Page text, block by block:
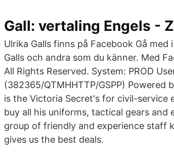
Gall: vertaling Engels -
Ulrika Galls finns på Facebook Gå
Galls och andra som du känner. Med
All Rights Reserved. System: PROD
(382365/QTMHHTTP/GSPP) Powered
is the Victoria Secret's for civil-service
buy all his uniforms, tactical gears and
group of friendly and experience staff
gives us the best deals.